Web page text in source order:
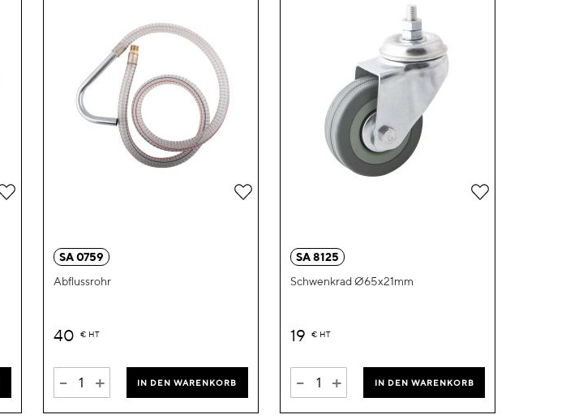
Zur
hinzufügen
SA 0759
Abflussrohr
40 € HT
- + IN DEN WARENKORB
Zur
hinzufügen
SA 8125
Schwenkrad Ø65x21mm
19 € HT
- + IN DEN WARENKORB
Zur